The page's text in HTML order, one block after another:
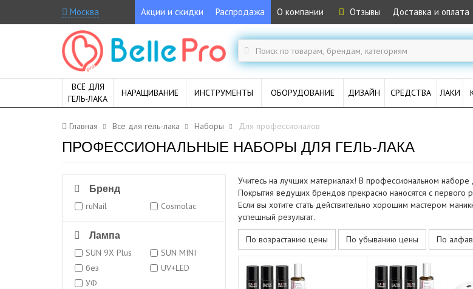
Москва Акции и скидки Распродажа О компании Отзывы Доставка и оплата
ВСЁ ДЛЯ
ГЕЛЬ-ЛАКА
НАРАЩИВАНИЕ ИНСТРУМЕНТЫ ОБОРУДОВАНИЕ ДИЗАЙН СРЕДСТВА ЛАКИ
Главная Все для гель-лака Наборы Для профессионалов
ПРОФЕССИОНАЛЬНЫЕ НАБОРЫ ДЛЯ ГЕЛЬ-ЛАКА
Бренд
ruNail Cosmolac
Лампа
SUN 9X Plus
SUN MINI
без
UV+LED
УФ
Учитесь на лучших материалах! В профессиональном
Покрытия ведущих брендов прекрасно наносятся с первого
Если вы хотите стать действительно хорошим мастером
успешный результат.
По возрастанию цены По убыванию цены По